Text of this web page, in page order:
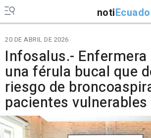
noti
20 DE ABRIL DE 2026
Infosalus.-
una férula bucal que
riesgo de
pacientes vulnerables